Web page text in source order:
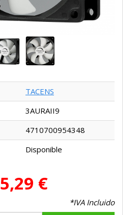
TACENS
3AURAII9
4710700954348
Disponible
5,29 €
*IVA Incluido